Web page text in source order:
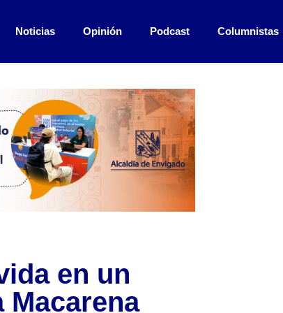
Noticias Opinión Podcast Columnistas
en un
Macarena